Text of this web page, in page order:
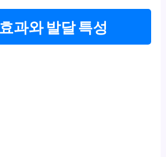
과와 발달 특성